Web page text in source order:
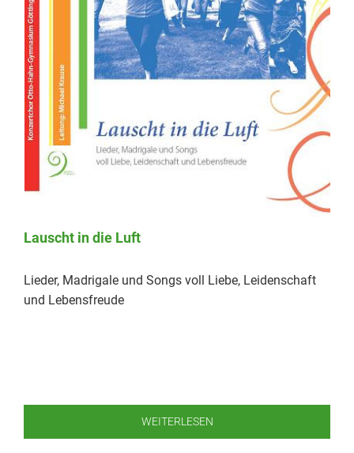
Lauscht in die Luft
Lieder, Madrigale und Songs voll Liebe, Leidenschaft
und Lebensfreude
WEITERLESEN